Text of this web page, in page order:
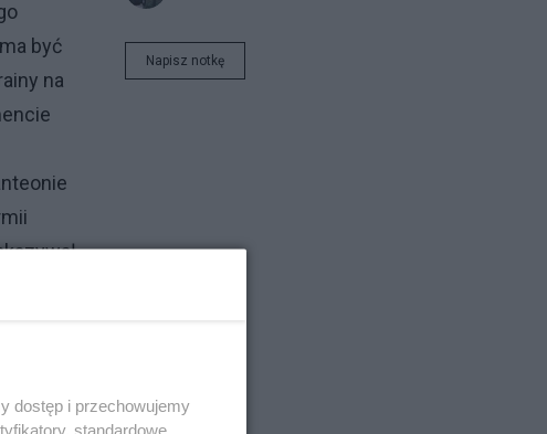
być
na
Napisz notkę
dostęp i przechowujemy
standardowe